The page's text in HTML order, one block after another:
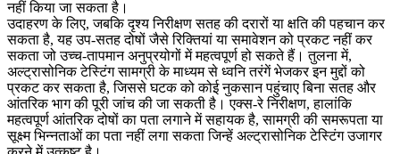
नहीं किया जा सकता है।
उदाहरण के लिए, जबकिदृश्य निरीक्षणसतह की दरारों या क्षति की पहचान कर
सकता है, यह उप-सतह दोषों जैसे रिक्तियां या समावेशन को प्रकट नहीं कर
सकता जो उच्च-तापमान अनुप्रयोगों में महत्वपूर्ण हो सकते हैं। तुलना में,
अल्ट्रासोनिक टेस्टिंगसामग्री के माध्यम से ध्वनि तरंगें भेजकर इन मुद्दों को
प्रकट कर सकता है, जिससे घटक को कोई नुकसान पहुंचाए बिना सतह और
आंतरिक भाग की पूरी जांच की जा सकती है।एक्स-रे निरीक्षण, हालांकि
महत्वपूर्ण आंतरिक दोषों का पता लगाने में सहायक है, सामग्री की समरूपता या
सूक्ष्म भिन्नताओं का पता नहीं लगा सकता जिन्हें अल्ट्रासोनिक टेस्टिंगउजागर